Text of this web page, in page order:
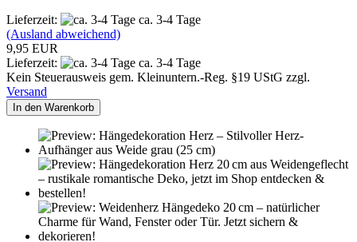
Lieferzeit:
ca. 3-4 Tage
(Ausland abweichend)
9,95 EUR
Lieferzeit:
ca. 3-4 Tage
Kein Steuerausweis gem. Kleinuntern.-Reg. §19 UStG zzgl.
Versand
In den Warenkorb